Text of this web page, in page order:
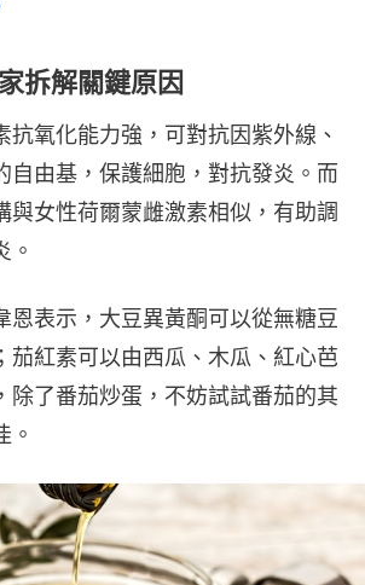
拆解關鍵原因
抗氧化能力強，可對抗因紫外線、
自由基，保護細胞，對抗發炎。而
與女性荷爾蒙雌激素相似，有助調
。
恩表示，大豆異黃酮可以從無糖豆
茄紅素可以由西瓜、木瓜、紅心芭
除了番茄炒蛋，不妨試試番茄的其
。